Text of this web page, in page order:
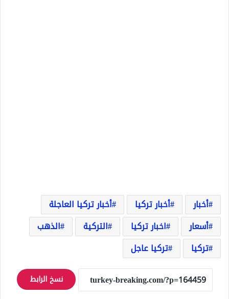
أخبار أخبار تركيا
أخبار تركيا العاجلة
أسعار
اخبار تركيا التركية
الذهب
تركيا
تركيا عاجل
نسخ الرابط